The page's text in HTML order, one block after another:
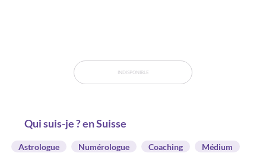
INDISPONIBLE
Qui suis-je ? en Suisse
Astrologue Numérologue Coaching Médium